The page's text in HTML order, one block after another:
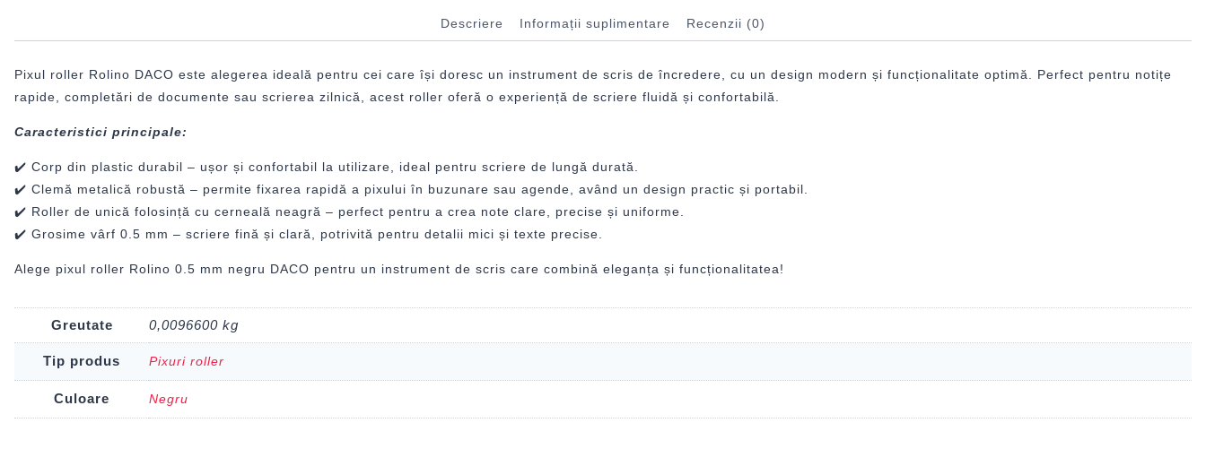
Descriere Informații suplimentare Recenzii (0)
Pixul roller Rolino DACO este alegerea ideală pentru cei care își doresc un instrument de scris de încredere, cu un design modern și funcționalitate optimă. Perfect pentru notițe
rapide, completări de documente sau scrierea zilnică, acest roller oferă o experiență de scriere fluidă și confortabilă.
Caracteristici principale:
✔️ Corp din plastic durabil – ușor și confortabil la utilizare, ideal pentru scriere de lungă durată.
✔️ Clemă metalică robustă – permite fixarea rapidă a pixului în buzunare sau agende, având un design practic și portabil.
✔️ Roller de unică folosință cu cerneală neagră – perfect pentru a crea note clare, precise și uniforme.
✔️ Grosime vârf 0.5 mm – scriere fină și clară, potrivită pentru detalii mici și texte precise.
Alege pixul roller Rolino 0.5 mm negru DACO pentru un instrument de scris care combină eleganța și funcționalitatea!
Greutate 0,0096600 kg
Tip produs Pixuri roller
Culoare Negru